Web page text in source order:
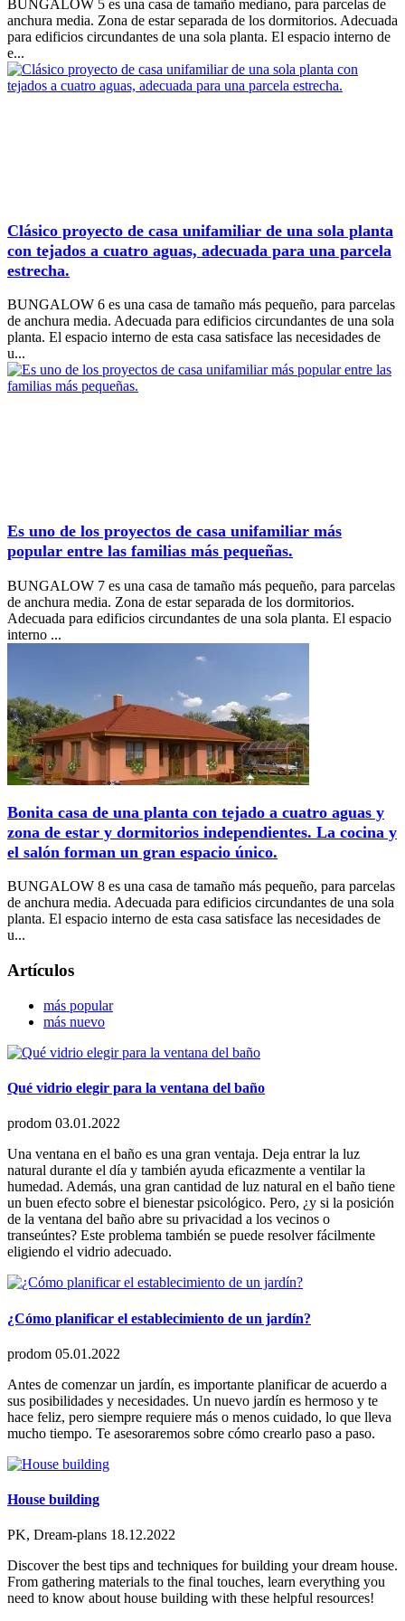
BUNGALOW 5 es una casa de tamaño mediano, para parcelas de
anchura media. Zona de estar separada de los dormitorios. Adecuada
para edificios circundantes de una sola planta. El espacio interno de
e...
Clásico proyecto de casa unifamiliar de una sola planta
con tejados a cuatro aguas, adecuada para una parcela
estrecha.
BUNGALOW 6 es una casa de tamaño más pequeño, para parcelas
de anchura media. Adecuada para edificios circundantes de una sola
planta. El espacio interno de esta casa satisface las necesidades de
u...
Es uno de los proyectos de casa unifamiliar más
popular entre las familias más pequeñas.
BUNGALOW 7 es una casa de tamaño más pequeño, para parcelas
de anchura media. Zona de estar separada de los dormitorios.
Adecuada para edificios circundantes de una sola planta. El espacio
interno ...
Bonita casa de una planta con tejado a cuatro aguas y
zona de estar y dormitorios independientes. La cocina y
el salón forman un gran espacio único.
BUNGALOW 8 es una casa de tamaño más pequeño, para parcelas
de anchura media. Adecuada para edificios circundantes de una sola
planta. El espacio interno de esta casa satisface las necesidades de
u...
Artículos
más popular
más nuevo
Qué vidrio elegir para la ventana del baño
prodom 03.01.2022
Una ventana en el baño es una gran ventaja. Deja entrar la luz
natural durante el día y también ayuda eficazmente a ventilar la
humedad. Además, una gran cantidad de luz natural en el baño tiene
un buen efecto sobre el bienestar psicológico. Pero, ¿y si la posición
de la ventana del baño abre su privacidad a los vecinos o
transeúntes? Este problema también se puede resolver fácilmente
eligiendo el vidrio adecuado.
¿Cómo planificar el establecimiento de un jardín?
prodom 05.01.2022
Antes de comenzar un jardín, es importante planificar de acuerdo a
sus posibilidades y necesidades. Un nuevo jardín es hermoso y te
hace feliz, pero siempre requiere más o menos cuidado, lo que lleva
mucho tiempo. Te asesoraremos sobre cómo crearlo paso a paso.
House building
PK, Dream-plans 18.12.2022
Discover the best tips and techniques for building your dream house.
From gathering materials to the final touches, learn everything you
need to know about house building with these helpful resources!